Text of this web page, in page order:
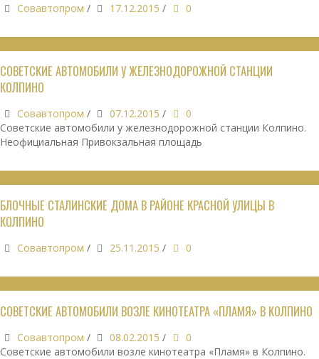
Совавтопром / 17.12.2015 / 0
СОВЕТСКИЕ АВТОМОБИЛИ У ЖЕЛЕЗНОДОРОЖНОЙ СТАНЦИИ
КОЛПИНО
Совавтопром / 07.12.2015 /
0
Советские автомобили у железнодорожной станции Колпино.
Неофициальная Привокзальная площадь
БЛОЧНЫЕ СТАЛИНСКИЕ ДОМА В РАЙОНЕ КРАСНОЙ УЛИЦЫ В
КОЛПИНО
Совавтопром / 25.11.2015 / 0
СОВЕТСКИЕ АВТОМОБИЛИ ВОЗЛЕ КИНОТЕАТРА «ПЛАМЯ» В КОЛПИНО
Совавтопром / 08.02.2015 /
0
Советские автомобили возле кинотеатра «Пламя» в Колпино.